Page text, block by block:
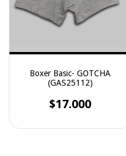
Boxer Basic- GOTCHA
(GAS25112)
$17.000